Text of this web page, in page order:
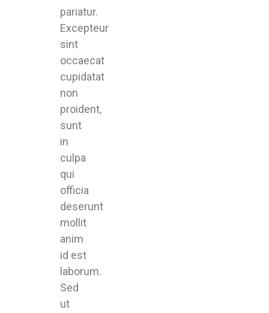
pariatur.
Excepteur
sint
occaecat
cupidatat
non
proident,
sunt
in
culpa
qui
officia
deserunt
mollit
anim
id est
laborum.
Sed
ut